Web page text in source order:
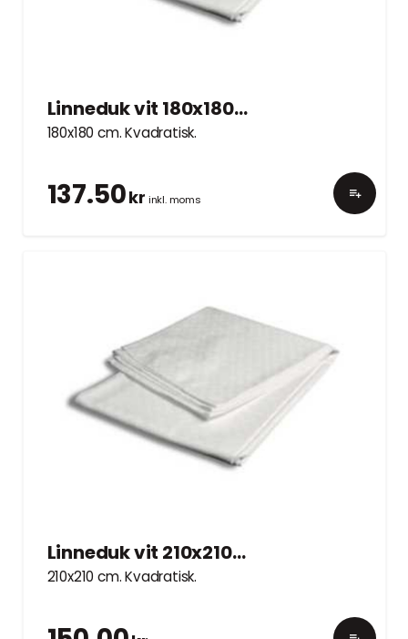
Linneduk vit 180x180cm
180x180 cm. Kvadratisk.
137.50kr inkl. moms
Linneduk vit 210x210cm
210x210 cm. Kvadratisk.